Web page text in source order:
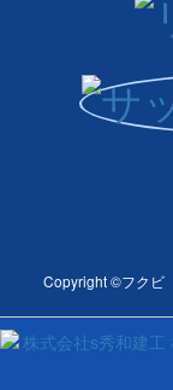
Copyright ©フクビ